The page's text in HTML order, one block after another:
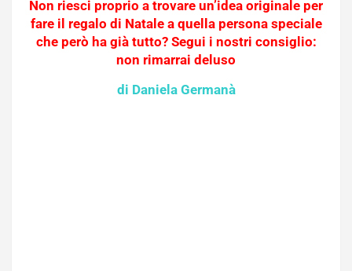
Non riesci proprio a trovare un’idea originale per
fare il regalo di Natale a quella persona speciale
che però ha già tutto? Segui i nostri consiglio:
non rimarrai deluso
di Daniela Germanà